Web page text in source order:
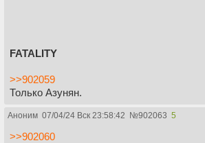
FATALITY
>>902059
Только Азунян.
Аноним 07/04/24 Вск 23:58:42 №902063 5
>>902060